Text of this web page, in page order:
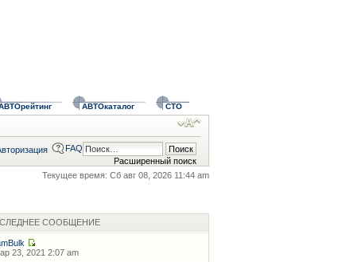
АВТОкаталог СТО
Расширенный поиск
FAQ
Текущее время: Сб авг 08, 2026 11:44 am
СООБЩЕНИЕ
23, 2021 2:07 am